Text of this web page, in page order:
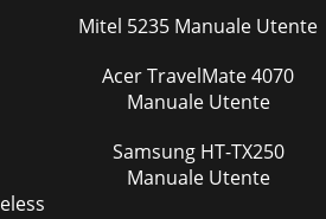
Mitel 5235 Manuale Utente
Acer TravelMate 4070
Manuale Utente
Samsung HT-TX250
Manuale Utente